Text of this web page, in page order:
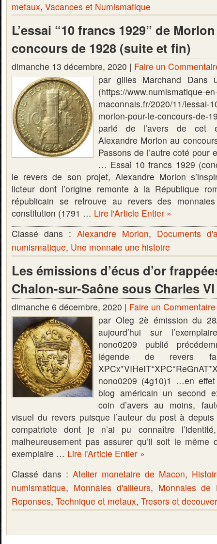
metaux, Vacances et Numismatique
L’essai “10 francs 1929” de
concours de 1928 (suite et fin)
dimanche 13 décembre, 2020 | Faire un
par gilles Marchand Dans
(https://www.numismatique-
maconnais.fr/2020/11/lessai-
morlon-pour-le-concours-
parlé de l’avers de cet
Alexandre Morlon au
Passons de l’autre coté pour
… Essai 10 francs 1929
le revers de son projet, Alexandre Morlon
licteur dont l’origine remonte à la République
républicain se retrouve au revers des
constitution (1791 … Lire l'Article Entier »
Classé dans : Alexandre Morlon, Documents
numismatique, Une monnaie une histoire
Les émissions d’écus d’or
Chalon-sur-Saône sous Charles
dimanche 6 décembre, 2020 | Faire un Commentaire
par Oleg 2è émission du
aujourd’hui sur
nono0209 publié
légende de revers
nono0209 (4g10)1 …en
blog américain un second
coin d’avers au moins,
visuel du revers puisque l’auteur du post à
compatriote dont je n’ai pu connaître
malheureusement pas assurer qu’il soit le même
exemplaire … Lire l'Article Entier »
Classé dans : Atelier monetaire de Macon,
numismatique, Monnaies d'ailleurs, Monnaies de
Reponses, Technique et metaux, Tresors et